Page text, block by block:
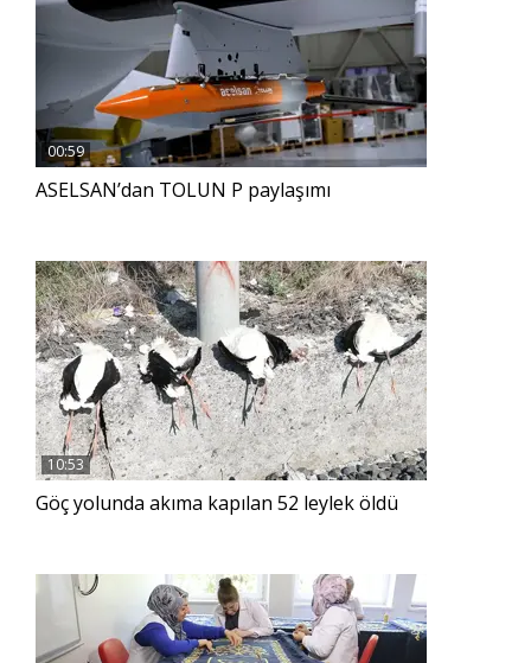
00:59
ASELSAN’dan TOLUN P paylaşımı
10:53
Göç yolunda akıma kapılan 52 leylek öldü